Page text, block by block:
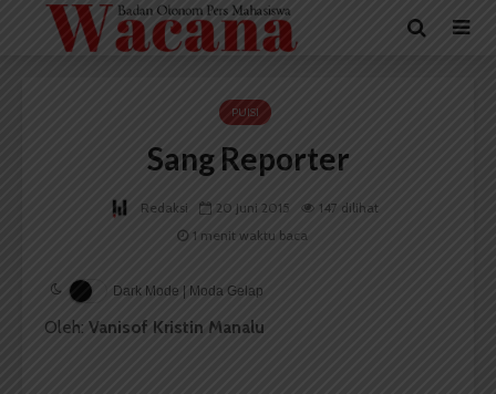
PUISI
Sang Reporter
Redaksi 20 Juni 2015
147 dilihat
1 menit waktu baca
Dark Mode | Moda Gelap
Oleh: Vanisof Kristin Manalu